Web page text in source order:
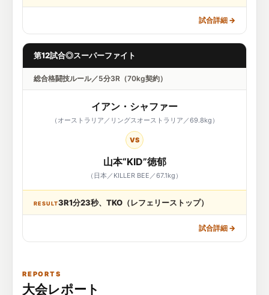
試合詳細 →
第12試合◎スーパーファイト
総合格闘技ルール／5分3R（70kg契約）
イアン・シャファー
（オーストラリア／リングスオーストラリア／69.8kg）
VS
山本“KID”徳郁
（日本／KILLER BEE／67.1kg）
RESULT3R1分23秒、TKO（レフェリーストップ）
試合詳細 →
REPORTS
大会レポート